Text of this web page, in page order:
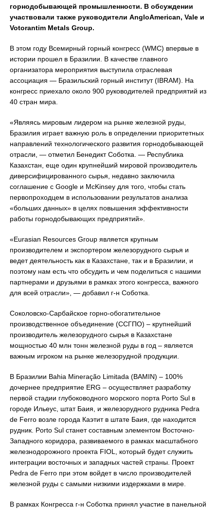
горнодобывающей промышленности. В обсуждении
участвовали также руководители AngloAmerican, Vale и
Votorantim Metals Group.
В этом году Всемирный горный конгресс (WMC) впервые в
истории прошел в Бразилии. В качестве главного
организатора мероприятия выступила отраслевая
ассоциация — Бразильский горный институт (IBRAM). На
конгресс приехало около 900 руководителей предприятий из
40 стран мира.
«Являясь мировым лидером на рынке железной руды,
Бразилия играет важную роль в определении приоритетных
направлений технологического развития горнодобывающей
отрасли, — отметил Бенедикт Соботка. — Республика
Казахстан, еще один крупнейший мировой производитель
диверсифицированного сырья, недавно заключила
соглашение с Google и McKinsey для того, чтобы стать
первопроходцем в использовании результатов анализа
«больших данных» в целях повышения эффективности
работы горнодобывающих предприятий».
«Eurasian Resources Group является крупным
производителем и экспортером железорудного сырья и
ведет деятельность как в Казахстане, так и в Бразилии, и
поэтому нам есть что обсудить и чем поделиться с нашими
партнерами и друзьями в рамках этого конгресса, важного
для всей отрасли», — добавил г-н Соботка.
Соколовско-Сарбайское горно-обогатительное
производственное объединение (ССГПО) – крупнейший
производитель железорудного сырья в Казахстане
мощностью 40 млн тонн железной руды в год – является
важным игроком на рынке железорудной продукции.
В Бразилии Bahia Mineração Limitada (BAMIN) – 100%
дочернее предприятие ERG – осуществляет разработку
первой стадии глубоководного морского порта Porto Sul в
городе Ильеус, штат Баия, и железорудного рудника Pedra
de Ferro возле города Каэтит в штате Баия, где находится
рудник. Porto Sul станет составным элементом Восточно-
Западного коридора, развиваемого в рамках масштабного
железнодорожного проекта FIOL, который будет служить
интеграции восточных и западных частей страны. Проект
Pedra de Ferro при этом войдет в число производителей
железной руды с самыми низкими издержками в мире.
В рамках Конгресса г-н Соботка принял участие в панельной